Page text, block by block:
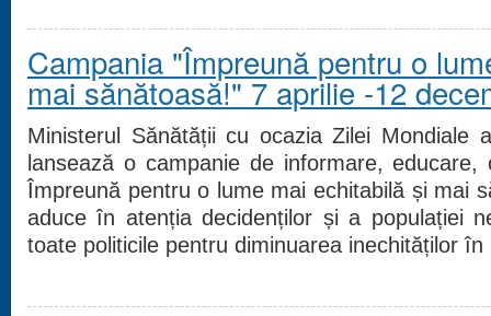
Campania "Împreună pentru o
mai sănătoasă!" 7 aprilie -12
Ministerul Sănătății cu ocazia Zilei Mondiale
lansează o campanie de informare, educare,
Împreună pentru o lume mai echitabilă și mai
aduce în atenția decidenților și a populației
toate politicile pentru diminuarea inechităților